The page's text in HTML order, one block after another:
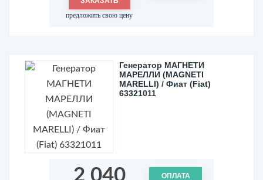
предложить свою цену
Генератор МАГНЕТИ
МАРЕЛЛИ (MAGNETI
MARELLI) / Фиат (Fiat)
63321011
2 040
ОПЛАТА